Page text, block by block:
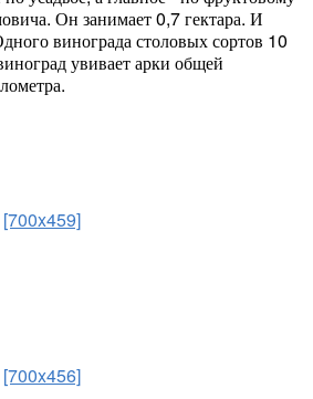
Он занимает 0,7 гектара. И
винограда столовых сортов 10
увивает арки общей
[700x459]
[700x456]